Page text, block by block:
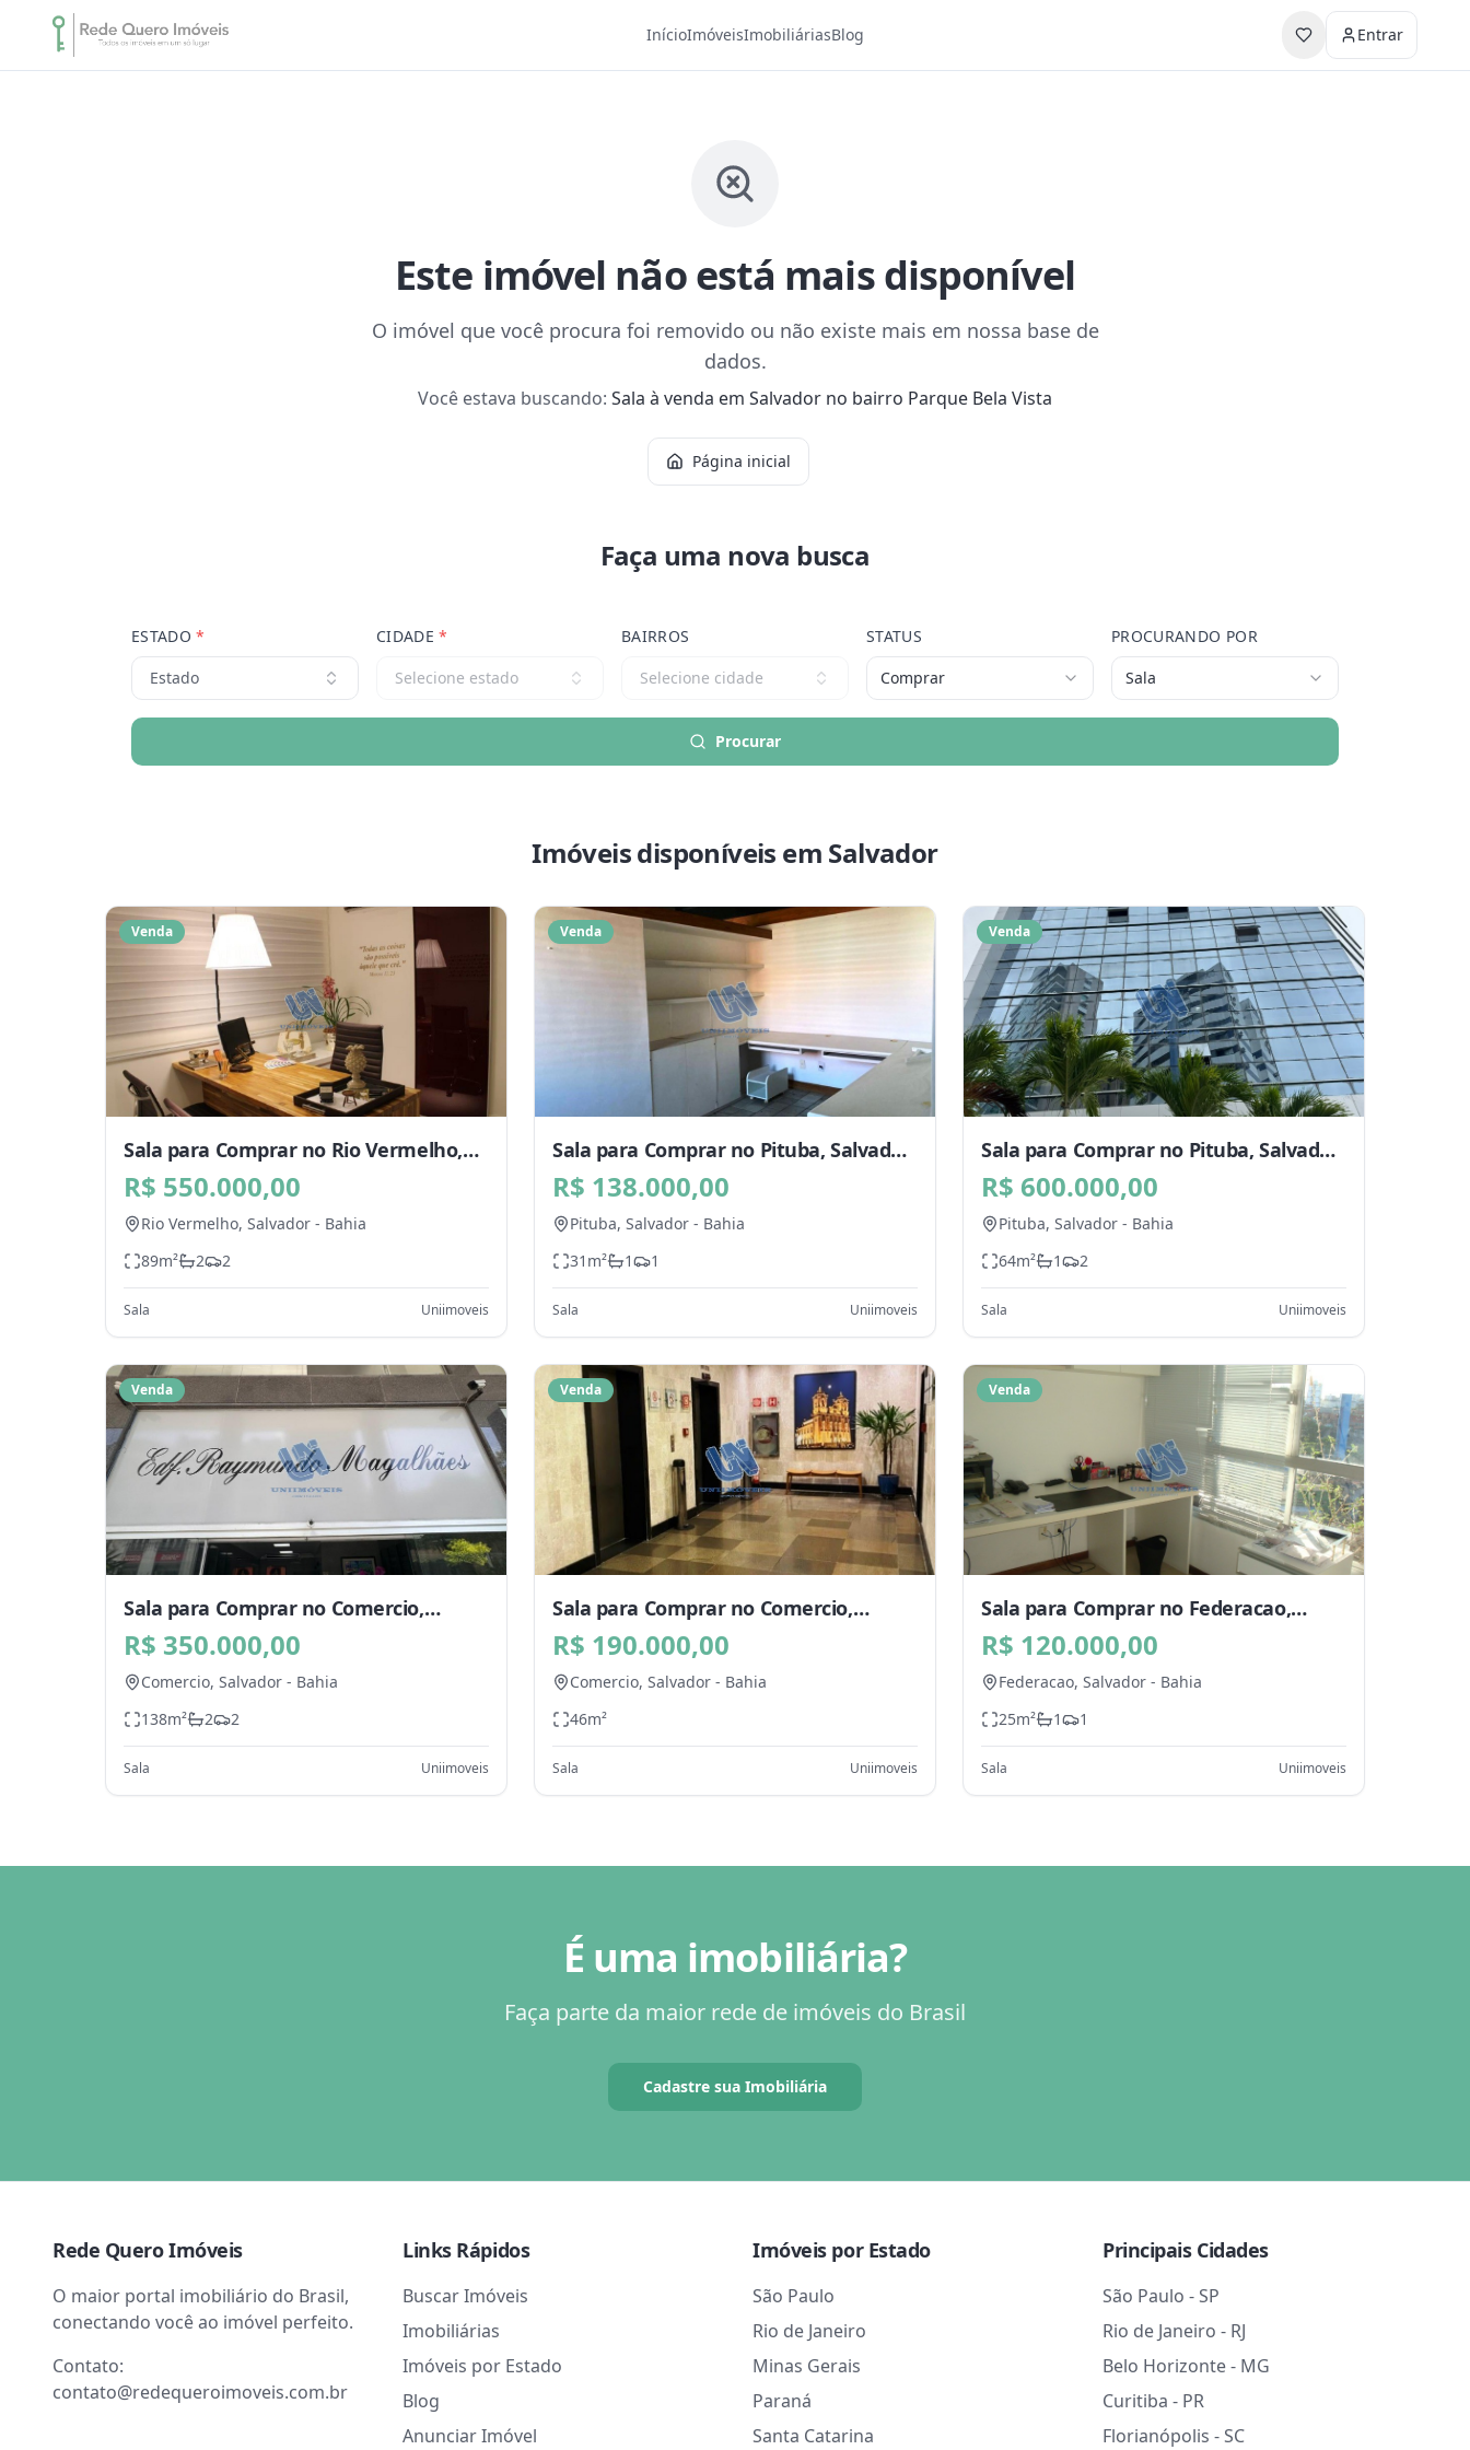
InícioImóveisImobiliáriasBlog Entrar
Este imóvel não está mais disponível
O imóvel que você procura foi removido ou não existe mais em nossa base de
dados.
Você estava buscando: Sala à venda em Salvador no bairro Parque Bela Vista
Página inicial
Faça uma nova busca
ESTADO*
Estado
CIDADE*
Selecione estado
BAIRROS
Selecione cidade
STATUS
Comprar
PROCURANDO POR
Sala
Procurar
Imóveis disponíveis em Salvador
Venda
Sala para Comprar no Rio Vermelho,
Salvador - BA
R$ 550.000,00
Rio Vermelho, Salvador - Bahia
89m² 2 2
Sala Uniimoveis
Venda
Sala para Comprar no Pituba, Salvador
- BA
R$ 138.000,00
Pituba, Salvador - Bahia
31 m² 1 1
Sala Uniimoveis
Venda
Sala para Comprar no Pituba, Salvador
- BA
R$ 600.000,00
Pituba, Salvador - Bahia
64m² 1 2
Sala Uniimoveis
Venda
Sala para Comprar no Comercio,
Salvador - BA
R$ 350.000,00
Comercio, Salvador - Bahia
138m² 2 2
Sala Uniimoveis
Venda
Sala para Comprar no Comercio,
Salvador - BA
R$ 190.000,00
Comercio, Salvador - Bahia
46m²
Sala Uniimoveis
Venda
Sala para Comprar no Federacao,
Salvador - BA
R$ 120.000,00
Federacao, Salvador - Bahia
25m² 1 1
Sala Uniimoveis
É uma imobiliária?
Faça parte da maior rede de imóveis do Brasil
Cadastre sua Imobiliária
Rede Quero Imóveis
O maior portal imobiliário do Brasil,
conectando você ao imóvel perfeito.
Contato:
contato@redequeroimoveis.com.br
Links Rápidos
Buscar Imóveis
Imobiliárias
Imóveis por Estado
Blog
Anunciar Imóvel
Imóveis por Estado
São Paulo
Rio de Janeiro
Minas Gerais
Paraná
Santa Catarina
Principais Cidades
São Paulo - SP
Rio de Janeiro - RJ
Belo Horizonte - MG
Curitiba - PR
Florianópolis - SC